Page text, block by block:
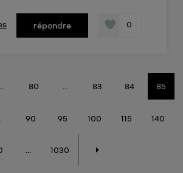
répondre 0
80 83 84 85
90 95 100 115 140
1030